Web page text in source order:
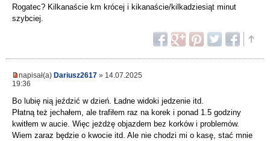
Rogatec? Kilkanaście km krócej i kikanaście/kilkadziesiąt minut
szybciej.
napisał(a) Dariusz2617 » 14.07.2025
19:36
Bo lubię nią jeździć w dzień. Ładne widoki jedzenie itd.
Płatną też jechałem, ale trafiłem raz na korek i ponad 1.5 godziny
kwitłem w aucie. Więc jeżdżę objazdem bez korków i problemów.
Wiem zaraz będzie o kwocie itd. Ale nie chodzi mi o kasę, stać mnie